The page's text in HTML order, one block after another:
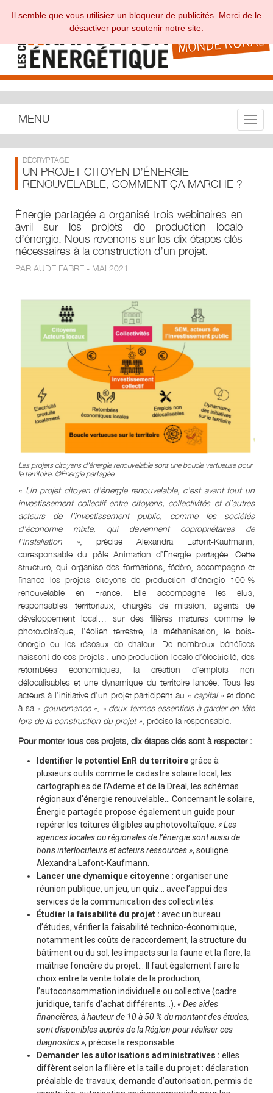
MENU
DÉCRYPTAGE
UN PROJET CITOYEN D’ÉNERGIE
RENOUVELABLE, COMMENT ÇA MARCHE ?
Énergie partagée a organisé trois webinaires en
avril sur les projets de production locale
d’énergie. Nous revenons sur les dix étapes clés
nécessaires à la construction d’un projet.
PAR AUDE FABRE - MAI 2021
Les projets citoyens d’énergie renouvelable sont une boucle vertueuse pour
le territoire. ©Énergie partagée
« Un projet citoyen d’énergie renouvelable, c’est avant tout un
investissement collectif entre citoyens, collectivités et d’autres
acteurs de l’investissement public, comme les sociétés
d’économie mixte, qui deviennent copropriétaires de
l’installation » , précise Alexandra Lafont-Kaufmann,
coresponsable du pôle Animation d’Énergie partagée. Cette
structure, qui organise des formations, fédère, accompagne et
finance les projets citoyens de production d’énergie 100 %
renouvelable en France. Elle accompagne les élus,
responsables territoriaux, chargés de mission, agents de
développement local… sur des filières matures comme le
photovoltaïque, l’éolien terrestre, la méthanisation, le bois-
énergie ou les réseaux de chaleur. De nombreux bénéfices
naissent de ces projets : une production locale d’électricité, des
retombées économiques, la création d’emplois non
délocalisables et une dynamique du territoire lancée. Tous les
acteurs à l’initiative d’un projet participent au « capital » et donc
à sa « gouvernance » « deux termes essentiels à garder en tête
lors de la construction du projet » , précise la responsable.
Pour monter tous ces projets, dix étapes clés sont à respecter :
Identifier le potentiel EnR du territoiregrâce à
plusieurs outils comme le cadastre solaire local, les
cartographies de l’Ademe et de la Dreal, les schémas
régionaux d’énergie renouvelable… Concernant le solaire,
Énergie partagée propose également un guide pour
repérer les toitures éligibles au photovoltaïque. « Les
agences locales ou régionales de l’énergie sont aussi de
bons interlocuteurs et acteurs ressources », souligne
Alexandra Lafont-Kaufmann.
Lancer une dynamique citoyenne : organiser une
réunion publique, un jeu, un quiz… avec l’appui des
services de la communication des collectivités.
Étudier la faisabilité du projet : avec un bureau
d’études, vérifier la faisabilité technico-économique,
notamment les coûts de raccordement, la structure du
bâtiment ou du sol, les impacts sur la faune et la flore, la
maîtrise foncière du projet… Il faut également faire le
choix entre la vente totale de la production,
l’autoconsommation individuelle ou collective (cadre
juridique, tarifs d’achat différents…). « Des aides
financières, à hauteur de 10 à 50 % du montant des études,
sont disponibles auprès de la Région pour réaliser ces
diagnostics », précise la responsable.
Demander les autorisations administratives : elles
diffèrent selon la filière et la taille du projet : déclaration
préalable de travaux, demande d’autorisation, permis de
Il semble que vous utilisiez un bloqueur de publicités. Merci de le
désactiver pour soutenir notre site.